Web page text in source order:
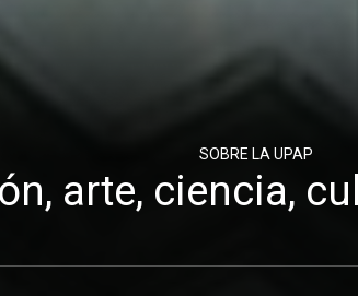
SOBRE LA UPAP
arte, ciencia,